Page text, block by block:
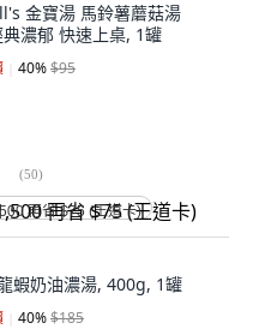
金寶湯 馬鈴薯蘑菇湯
濃郁 快速上桌, 1罐
40%$95
(50)
再省 $75 (王道卡)
蝦奶油濃湯, 400g, 1罐
40%$185